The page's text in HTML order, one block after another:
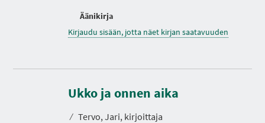
Äänikirja
Kirjaudu sisään, jotta näet kirjan saatavuuden
Ukko ja onnen aika
⁄ Tervo, Jari, kirjoittaja
K
s
t